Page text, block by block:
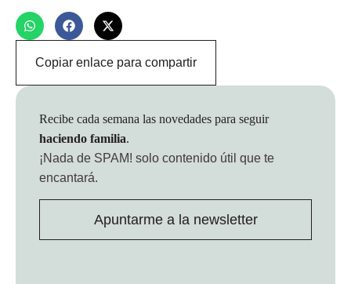
Copiar enlace para compartir
Recibe cada semana las novedades para seguir
haciendo familia.
¡Nada de SPAM! solo contenido útil que te
encantará.
Apuntarme a la newsletter